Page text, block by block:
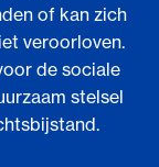
of kan zich
veroorloven.
de sociale
stelsel